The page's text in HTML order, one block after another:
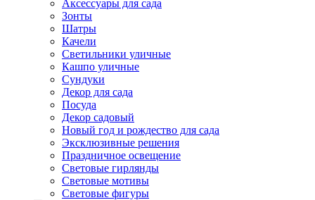
Аксессуары для сада
Зонты
Шатры
Качели
Cветильники уличные
Кашпо уличные
Сундуки
Декор для сада
Посуда
Декор садовый
Новый год и рождество для сада
Эксклюзивные решения
Праздничное освещение
Световые гирлянды
Световые мотивы
Световые фигуры